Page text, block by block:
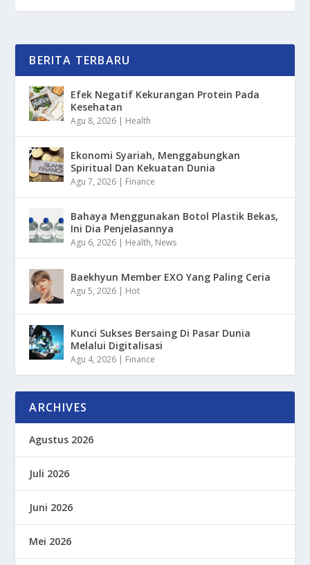
BERITA TERBARU
Efek Negatif Kekurangan Protein Pada
Kesehatan
Agu 8, 2026 | Health
Ekonomi Syariah, Menggabungkan
Spiritual Dan Kekuatan Dunia
Agu 7, 2026 | Finance
Bahaya Menggunakan Botol Plastik Bekas,
Ini Dia Penjelasannya
Agu 6, 2026 | Health, News
Baekhyun Member EXO Yang Paling Ceria
Agu 5, 2026 | Hot
Kunci Sukses Bersaing Di Pasar Dunia
Melalui Digitalisasi
Agu 4, 2026 | Finance
ARCHIVES
Agustus 2026
Juli 2026
Juni 2026
Mei 2026